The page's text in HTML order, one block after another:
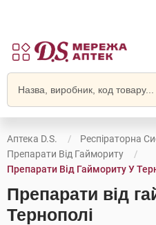
Аптека D.S.
Респіраторна
Препарати Від Гаймориту
Препарати Від Гаймориту У
Препарати від
Тернополі